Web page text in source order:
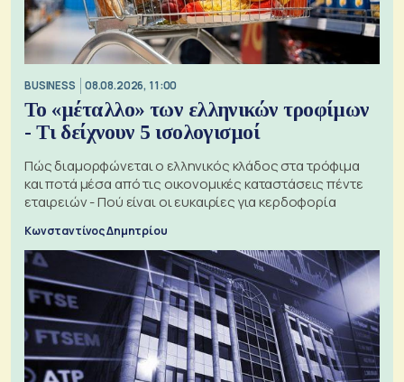
BUSINESS 08.08.2026, 11:00
Το «μέταλλο» των ελληνικών τροφίμων
- Τι δείχνουν 5 ισολογισμοί
Πώς διαμορφώνεται ο ελληνικός κλάδος στα τρόφιμα
και ποτά μέσα από τις οικονομικές καταστάσεις πέντε
εταιρειών - Πού είναι οι ευκαιρίες για κερδοφορία
Κωνσταντίνος Δημητρίου